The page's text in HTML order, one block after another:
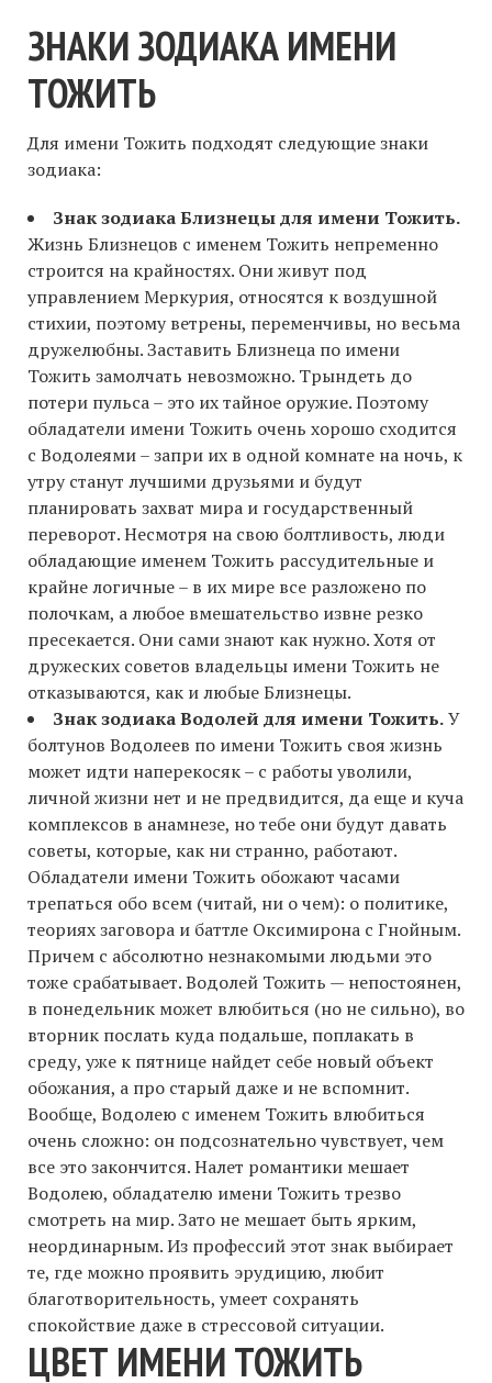
ЗНАКИ ЗОДИАКА ИМЕНИ
ТОЖИТЬ
Для имени Тожить подходят следующие знаки
зодиака:
Знак зодиака Близнецы для имени Тожить.
Жизнь Близнецов с именем Тожить непременно
строится на крайностях. Они живут под
управлением Меркурия, относятся к воздушной
стихии, поэтому ветрены, переменчивы, но весьма
дружелюбны. Заставить Близнеца по имени
Тожить замолчать невозможно. Трындеть до
потери пульса – это их тайное оружие. Поэтому
обладатели имени Тожить очень хорошо сходится
с Водолеями – запри их в одной комнате на ночь, к
утру станут лучшими друзьями и будут
планировать захват мира и государственный
переворот. Несмотря на свою болтливость, люди
обладающие именем Тожить рассудительные и
крайне логичные – в их мире все разложено по
полочкам, а любое вмешательство извне резко
пресекается. Они сами знают как нужно. Хотя от
дружеских советов владельцы имени Тожить не
отказываются, как и любые Близнецы.
Знак зодиака Водолей для имени Тожить.У
болтунов Водолеев по имени Тожить своя жизнь
может идти наперекосяк – с работы уволили,
личной жизни нет и не предвидится, да еще и куча
комплексов в анамнезе, но тебе они будут давать
советы, которые, как ни странно, работают.
Обладатели имени Тожить обожают часами
трепаться обо всем (читай, ни о чем): о политике,
теориях заговора и баттле Оксимирона с Гнойным.
Причем с абсолютно незнакомыми людьми это
тоже срабатывает. Водолей Тожить — непостоянен,
в понедельник может влюбиться (но не сильно), во
вторник послать куда подальше, поплакать в
среду, уже к пятнице найдет себе новый объект
обожания, а про старый даже и не вспомнит.
Вообще, Водолею с именем Тожить влюбиться
очень сложно: он подсознательно чувствует, чем
все это закончится. Налет романтики мешает
Водолею, обладателю имени Тожить трезво
смотреть на мир. Зато не мешает быть ярким,
неординарным. Из профессий этот знак выбирает
те, где можно проявить эрудицию, любит
благотворительность, умеет сохранять
спокойствие даже в стрессовой ситуации.
ЦВЕТ ИМЕНИ ТОЖИТЬ